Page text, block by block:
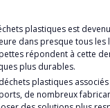
plastiques est
dans presque tous les
répondent à cette
plus durables.
plastiques
de nombreux